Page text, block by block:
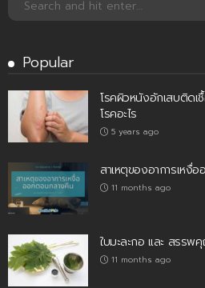
Popular
โรคผิวหนังอักเสบติดเ
โรคอะไร
5 years ago
สาเหตุของอาการเหงื่
11 months ago
ใบมะละกอ และ สรรพ
11 months ago